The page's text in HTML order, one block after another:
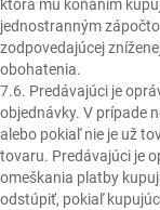
ktorá mu konaním
jednostranným
zodpovedajúcej
obohatenia.
7.6. Predávajúci je
objednávky. V prípade
alebo pokiaľ nie je už
tovaru. Predávajúci je
omeškania platby
odstúpiť, pokiaľ